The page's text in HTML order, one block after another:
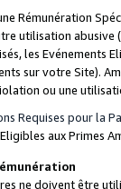
Rémunération
utilisation abusive
les Evénements
sur votre Site).
ou une
Requises pour la
aux Primes
ne doivent être